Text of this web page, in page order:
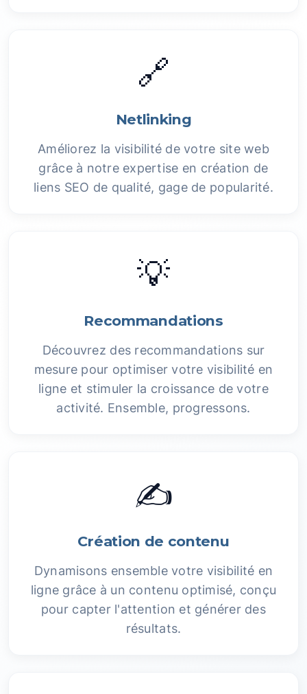
🔗
Netlinking
Améliorez la visibilité de votre site web
grâce à notre expertise en création de
liens SEO de qualité, gage de popularité.
💡
Recommandations
Découvrez des recommandations sur
mesure pour optimiser votre visibilité en
ligne et stimuler la croissance de votre
activité. Ensemble, progressons.
✍️
Création de contenu
Dynamisons ensemble votre visibilité en
ligne grâce à un contenu optimisé, conçu
pour capter l'attention et générer des
résultats.